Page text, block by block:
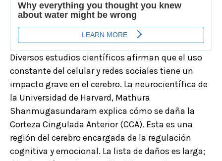
Diversos estudios científicos afirman que el uso
constante del celular y redes sociales tiene un
impacto grave en el cerebro. La neurocientífica de
la Universidad de Harvard, Mathura
Shanmugasundaram explica cómo se daña la
Corteza Cingulada Anterior (CCA). Esta es una
región del cerebro encargada de la regulación
cognitiva y emocional. La lista de daños es larga;